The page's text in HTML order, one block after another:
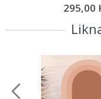
295,00